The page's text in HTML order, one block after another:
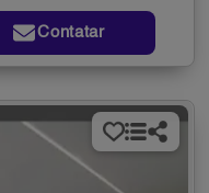
Contatar